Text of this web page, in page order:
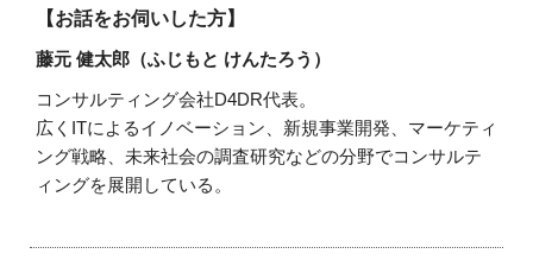
【お話をお伺いした方】
藤元 健太郎（ふじもと けんたろう）
コンサルティング会社D4DR代表。
広くITによるイノベーション、新規事業開発、マーケティ
ング戦略、未来社会の調査研究などの分野でコンサルテ
ィングを展開している。